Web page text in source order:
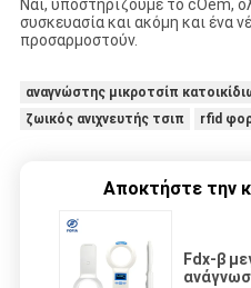
Ναι, υποστηρίζουμε το cOem,
συσκευασία και ακόμη και ένα
προσαρμοστούν.
αναγνώστης μικροτσίπ
ζωικός ανιχνευτής τσιπ
rfid
Αποκτήστε την
Fdx-β